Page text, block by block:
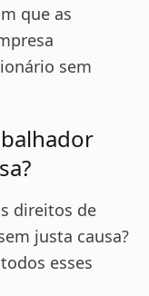
que as
sem
direitos de
justa causa?
esses